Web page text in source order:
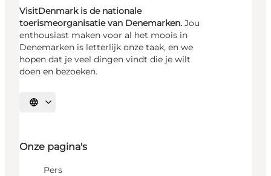
VisitDenmark is de nationale
toerismeorganisatie van Denemarken. Jou
enthousiast maken voor al het moois in
Denemarken is letterlijk onze taak, en we
hopen dat je veel dingen vindt die je wilt
doen en bezoeken.
Selecteer taal
Onze pagina's
Pers